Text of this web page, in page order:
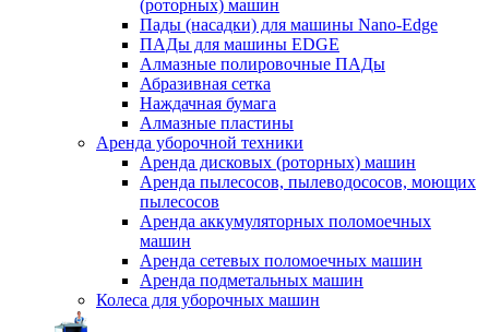
(роторных) машин
Пады (насадки) для машины Nano-Edge
ПАДы для машины EDGE
Алмазные полировочные ПАДы
Абразивная сетка
Наждачная бумага
Алмазные пластины
Аренда уборочной техники
Аренда дисковых (роторных) машин
Аренда пылесосов, пылеводососов, моющих
пылесосов
Аренда аккумуляторных поломоечных
машин
Аренда сетевых поломоечных машин
Аренда подметальных машин
Колеса для уборочных машин